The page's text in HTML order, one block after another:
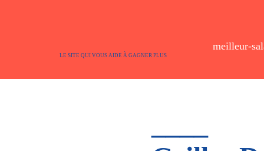
meilleur-
LE SITE QUI VOUS AIDE À GAGNER PLUS